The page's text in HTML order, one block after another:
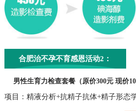
合肥治不孕不育感恩活动2：
男性生育力检查套餐（原价300元 现价
项目：精液分析+抗精子抗体+精子形态